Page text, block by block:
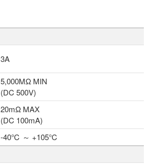
3A
5,000MΩ MIN
(DC 500V)
20mΩ MAX
(DC 100mA)
-40℃ ～ +105℃